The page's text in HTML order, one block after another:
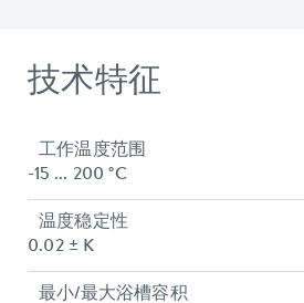
技术特征
工作温度范围
-15 ... 200 °C
温度稳定性
0.02 ± K
最小/最大浴槽容积